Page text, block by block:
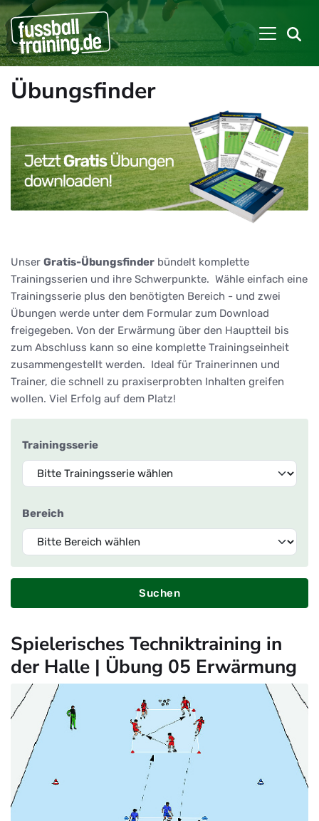
Übungsfinder
Unser Gratis-Übungsfinder bündelt komplette
Trainingsserien und ihre Schwerpunkte. Wähle einfach eine
Trainingsserie plus den benötigten Bereich - und zwei
Übungen werde unter dem Formular zum Download
freigegeben. Von der Erwärmung über den Hauptteil bis
zum Abschluss kann so eine komplette Trainingseinheit
zusammengestellt werden. Ideal für Trainerinnen und
Trainer, die schnell zu praxiserprobten Inhalten greifen
wollen. Viel Erfolg auf dem Platz!
Trainingsserie
Bereich
Suchen
Spielerisches Techniktraining in
der Halle | Übung 05 Erwärmung